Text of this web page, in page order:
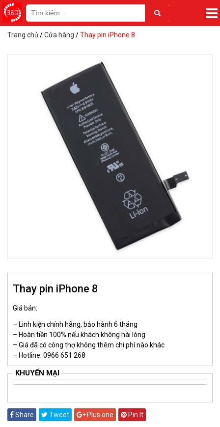
Trang chủ /Cửa hàng /Thay pin iPhone 8
Thay pin iPhone 8
Giá bán:
– Linh kiện chính hãng, bảo hành 6 tháng
– Hoàn tiền 100% nếu khách không hài lòng
– Giá đã có công thợ không thêm chi phí nào khác
– Hotline: 0966 651 268
KHUYẾN MẠI
Share Tweet Plus one Pin It